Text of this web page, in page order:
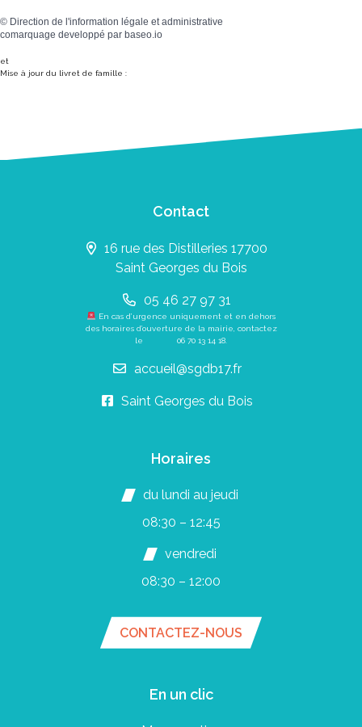
© Direction de l'information légale et administrative
comarquage developpé par baseo.io
et
Mise à jour du livret de famille :
Contact
16 rue des Distilleries 17700
Saint Georges du Bois
05 46 27 97 31
En cas d’urgence uniquement et en dehors
des horaires d’ouverture de la mairie, contactez
le 06 70 13 14 18.
accueil@sgdb17.fr
Saint Georges du Bois
Horaires
du lundi au jeudi
08:30 – 12:45
vendredi
08:30 – 12:00
CONTACTEZ-NOUS
En un clic